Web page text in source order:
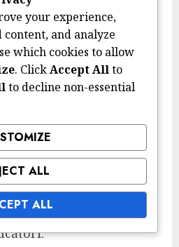
și site-ul EA Sports,
pe măsură ce
memento-uri pentru
ajuta la asigurarea
fi turneele sau
includ adesea
FUT. Participarea la
poate oferi oportunități
timp ce te bucuri de
your experience,
and analyze
which cookies to allow
. ClickAccept Allto
to decline non-essential
ALL
ALL